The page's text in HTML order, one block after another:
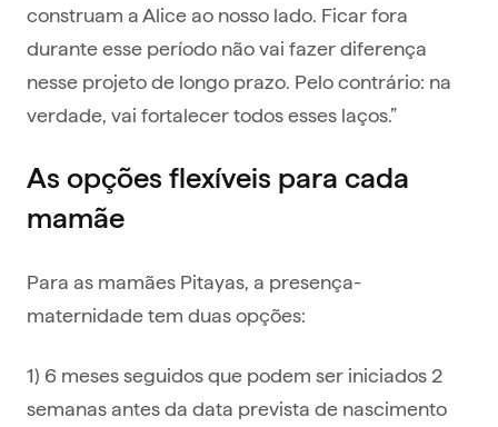
construam a Alice ao nosso lado. Ficar fora
durante esse período não vai fazer diferença
nesse projeto de longo prazo. Pelo contrário: na
verdade, vai fortalecer todos esses laços.”
As opções flexíveis para cada
mamãe
Para as mamães Pitayas, a presença-
maternidade tem duas opções:
1) 6 meses seguidos que podem ser iniciados 2
semanas antes da data prevista de nascimento